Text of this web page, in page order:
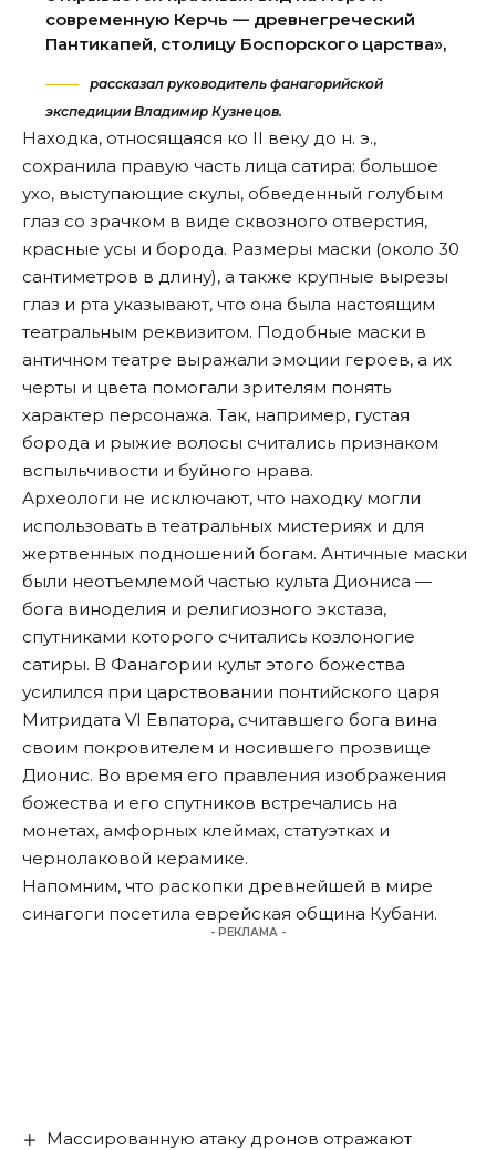
современную Керчь — древнегреческий
Пантикапей, столицу Боспорского царства»,
рассказал руководитель фанагорийской
экспедиции Владимир Кузнецов.
Находка, относящаяся ко II веку до н. э.,
сохранила правую часть лица сатира: большое
ухо, выступающие скулы, обведенный голубым
глаз со зрачком в виде сквозного отверстия,
красные усы и борода. Размеры маски (около 30
сантиметров в длину), а также крупные вырезы
глаз и рта указывают, что она была настоящим
театральным реквизитом. Подобные маски в
античном театре выражали эмоции героев, а их
черты и цвета помогали зрителям понять
характер персонажа. Так, например, густая
борода и рыжие волосы считались признаком
вспыльчивости и буйного нрава.
Археологи не исключают, что находку могли
использовать в театральных мистериях и для
жертвенных подношений богам. Античные маски
были неотъемлемой частью культа Диониса —
бога виноделия и религиозного экстаза,
спутниками которого считались козлоногие
сатиры. В Фанагории культ этого божества
усилился при царствовании понтийского царя
Митридата VI Евпатора, считавшего бога вина
своим покровителем и носившего прозвище
Дионис. Во время его правления изображения
божества и его спутников встречались на
монетах, амфорных клеймах, статуэтках и
чернолаковой керамике.
Напомним, что раскопки древнейшей в мире
синагоги посетила еврейская община Кубани.
- РЕКЛАМА -
Массированную атаку дронов отражают